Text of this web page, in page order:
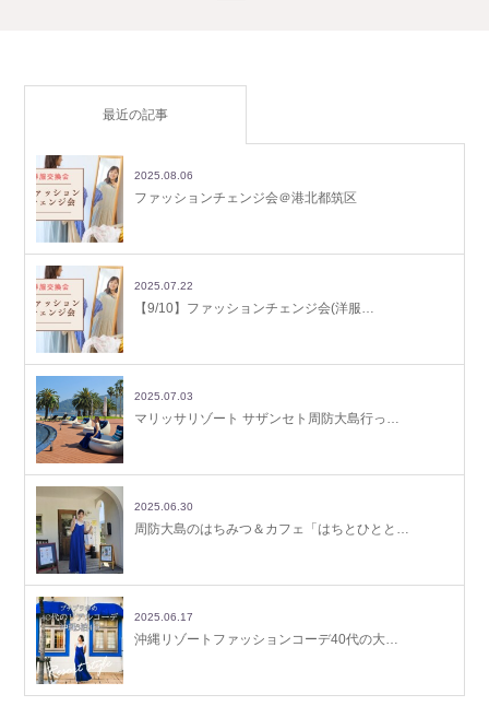
最近の記事
2025.08.06
ファッションチェンジ会＠港北都筑区
2025.07.22
【9/10】ファッションチェンジ会(洋服…
2025.07.03
マリッサリゾート サザンセト周防大島行っ…
2025.06.30
周防大島のはちみつ＆カフェ「はちとひとと…
2025.06.17
沖縄リゾートファッションコーデ40代の大…